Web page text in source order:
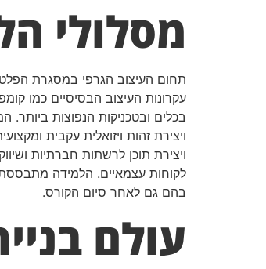
מסלולי
תחום העיצוב הגרפי במסגרת
עקרונות העיצוב הבסיסיים כמו
בכלים ובטכניקות הנפוצות ביותר.
ויצירת זהות ויזואלית עקבית
ויצירת תוכן לרשתות חברתיות
לקוחות עצמאיים. הלמידה מתבססת
בהם גם לאחר סיום הקורס.
עולם